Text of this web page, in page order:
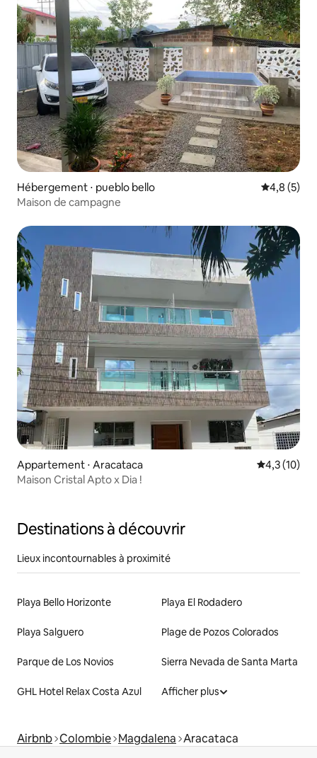
Hébergement ⋅ pueblo bello Évaluation
4,8 (5)
Maison de campagne
Appartement ⋅ Aracataca Évaluation
4,3 (10)
Maison Cristal Apto x Dia !
Destinations à découvrir
Lieux incontournables à proximité
Playa Bello Horizonte Playa El Rodadero
Playa Salguero Plage de Pozos Colorados
Parque de Los Novios Sierra Nevada de Santa Marta
GHL Hotel Relax Costa Azul Afficher plus
Airbnb Colombie Magdalena Aracataca